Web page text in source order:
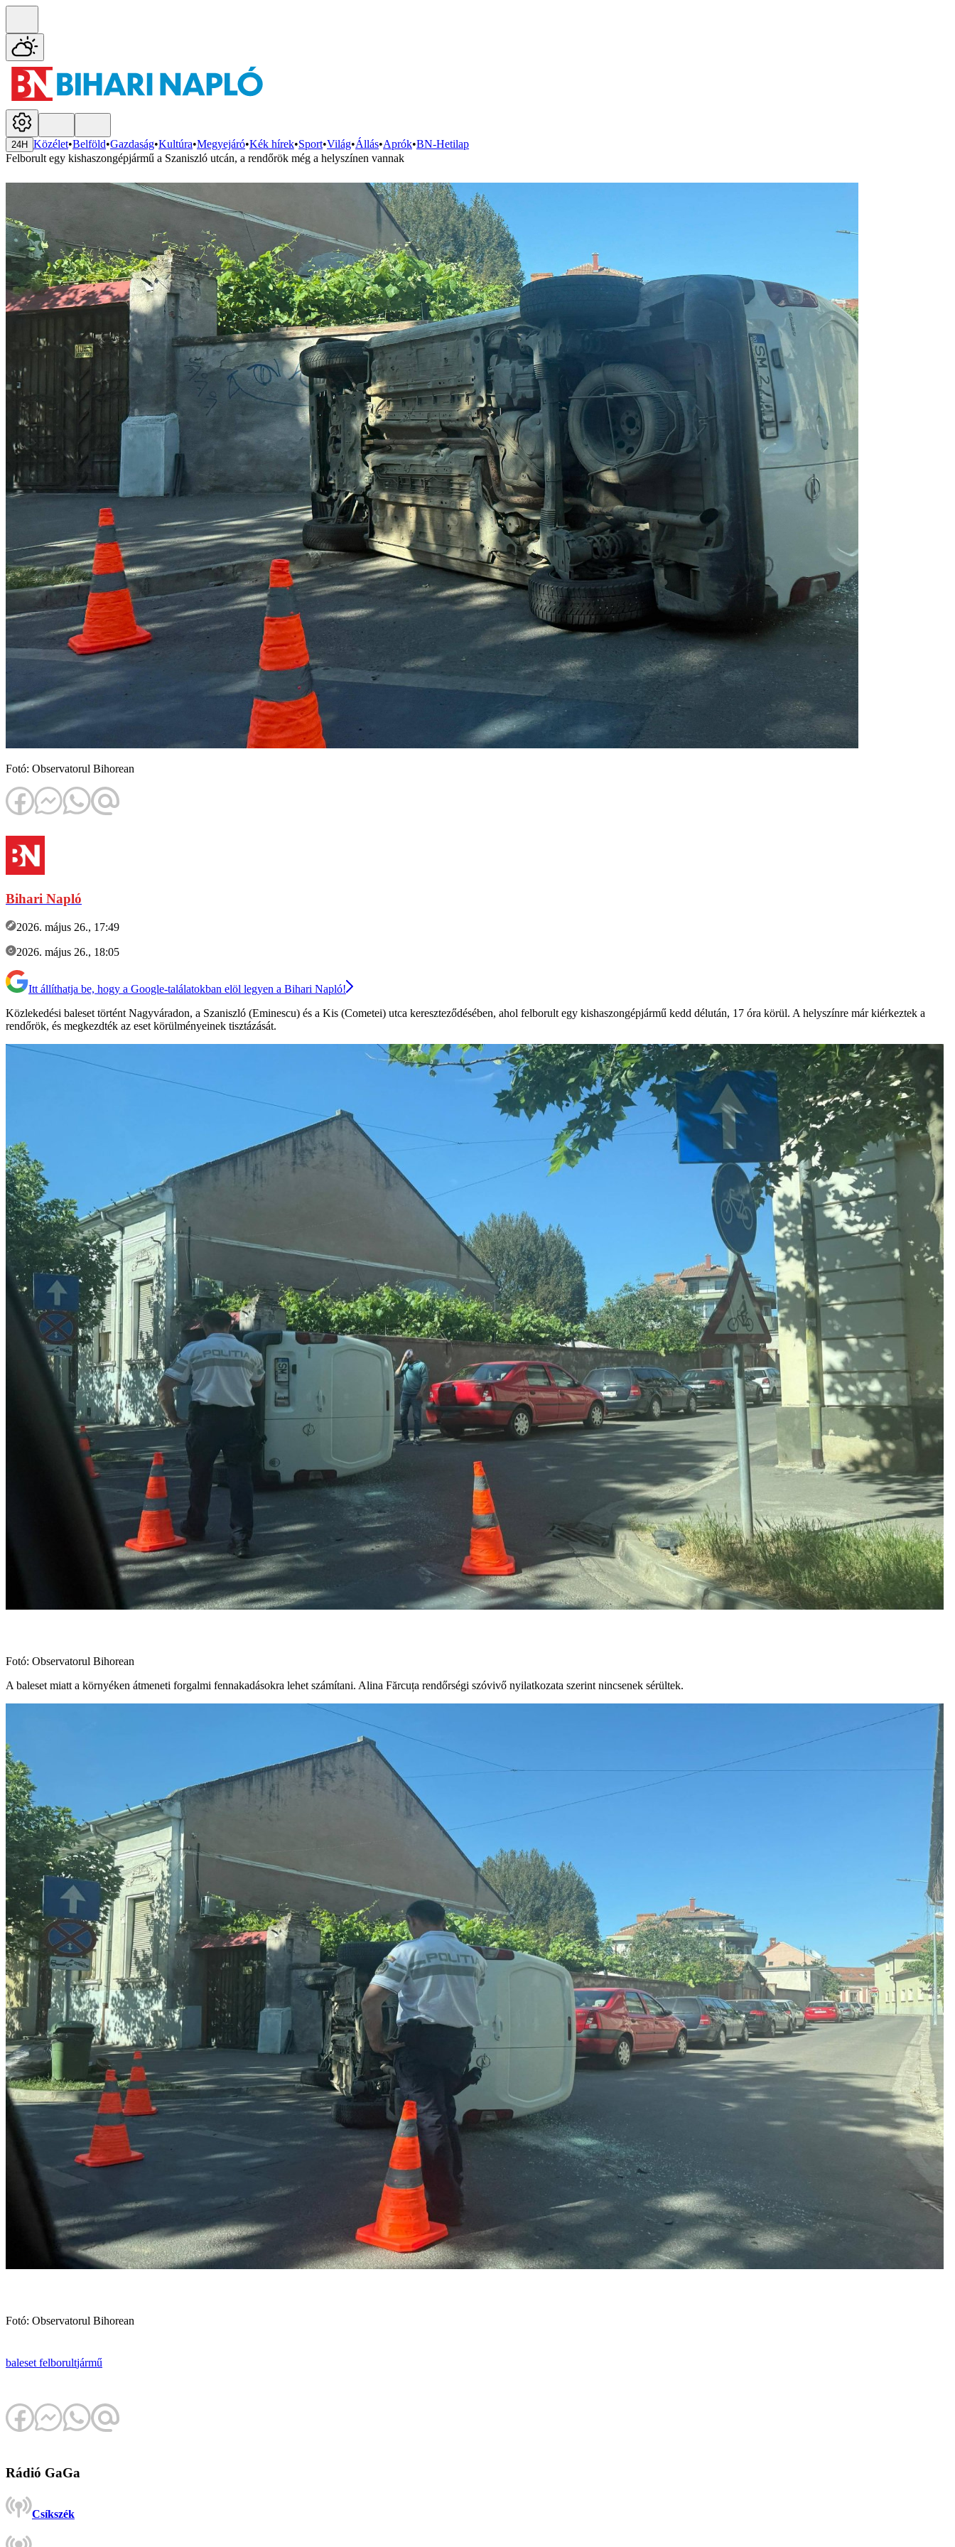
24H Közélet•Belföld•Gazdaság•Kultúra•Megyejáró•Kék hírek•Sport•Világ•Állás•Aprók•BN-Hetilap
Felborult egy kishaszongépjármű a Szaniszló utcán, a rendőrök még a helyszínen vannak
Fotó: Observatorul Bihorean
Bihari Napló
2026. május 26., 17:49
2026. május 26., 18:05
Itt állíthatja be, hogy a Google-találatokban elöl legyen a Bihari Napló!
Közlekedési baleset történt Nagyváradon, a Szaniszló (Eminescu) és a Kis (Cometei) utca kereszteződésében, ahol felborult egy kishaszongépjármű kedd délután, 17 óra körül. A helyszínre már kiérkeztek a
rendőrök, és megkezdték az eset körülményeinek tisztázását.
Fotó: Observatorul Bihorean
A baleset miatt a környéken átmeneti forgalmi fennakadásokra lehet számítani. Alina Fărcuța rendőrségi szóvivő nyilatkozata szerint nincsenek sérültek.
Fotó: Observatorul Bihorean
baleset felborultjármű
Rádió GaGa
Csíkszék